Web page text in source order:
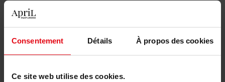
Consentement Détails À propos des cookies
Ce site web utilise des cookies.
Poudre Fixatrice
€ 55,50 Bestel nu! € 52,90 Bestel nu!